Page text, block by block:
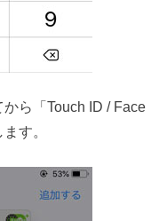
から「Touch ID / Face
す。